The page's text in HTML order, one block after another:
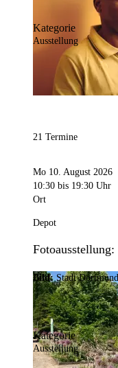
Kategorie
Ausstellung
21 Termine
Mo 10. August 2026
10:30 bis 19:30 Uhr
Ort
Depot
Bild: Stadt
Kategorie
Ausstellung